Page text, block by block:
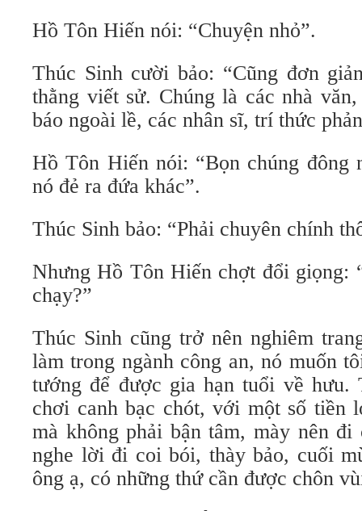
Hồ Tôn Hiến nói: “Chuyện nhỏ”.
Thúc Sinh cười bảo: “Cũng đơn
thằng viết sử. Chúng là các nhà
báo ngoài lề, các nhân sĩ, trí thức
Hồ Tôn Hiến nói: “Bọn chúng đông
nó đẻ ra đứa khác”.
Thúc Sinh bảo: “Phải chuyên chính
Nhưng Hồ Tôn Hiến chợt đổi giọng:
chạy?”
Thúc Sinh cũng trở nên nghiêm
làm trong ngành công an, nó muốn
tướng để được gia hạn tuổi về
chơi canh bạc chót, với một số tiền
mà không phải bận tâm, mày nên
nghe lời đi coi bói, thày bảo, cuối
ông ạ, có những thứ cần được chôn